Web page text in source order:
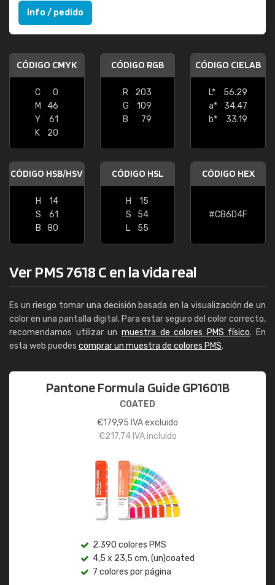
Info / pedido
CÓDIGO CMYK
C
0
M
46
Y
61
K
20
CÓDIGO RGB
R
203
G
109
B
79
CÓDIGO CIELAB
L*
56.29
a*
34.47
b*
33.19
CÓDIGO HSB/HSV
H
14
S
61
B
80
CÓDIGO HSL
H
15
S
54
L
55
CÓDIGO HEX
#CB6D4F
Ver PMS 7618 C en la vida real
Es un riesgo tomar una decisión basada en la visualización de un
color en una pantalla digital. Para estar seguro del color correcto,
recomendamos utilizar un muestra de colores PMS físico. En
esta web puedes comprar un muestra de colores PMS.
Pantone Formula Guide GP1601B
COATED
€179,95 IVA excluido
€217,74IVA incluido
2.390 colores PMS
4,5 x 23,5 cm, (un)coated
7 colores por página